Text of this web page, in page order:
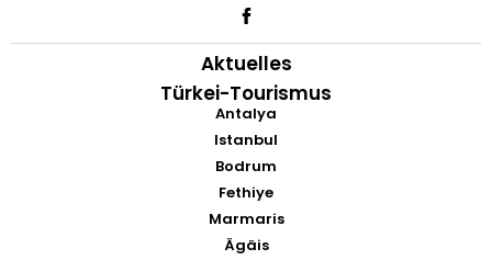
Aktuelles
Türkei-Tourismus
Antalya
Istanbul
Bodrum
Fethiye
Marmaris
Ägäis